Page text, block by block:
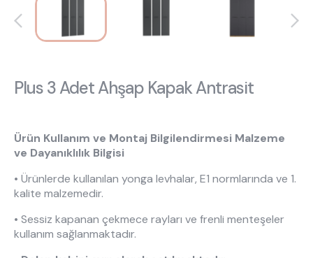
Almila Blog
Almila Life Concept
Hakkımızda
Kataloglar
İş Ortaklığı
Öneriler
Plus 3 Adet Ahşap Kapak Antrasit
Ürün Kullanım ve Montaj Bilgilendirmesi Malzeme
ve Dayanıklılık Bilgisi
• Ürünlerde kullanılan yonga levhalar, E1 normlarında ve 1.
kalite malzemedir.
• Sessiz kapanan çekmece rayları ve frenli menteşeler
kullanım sağlanmaktadır.